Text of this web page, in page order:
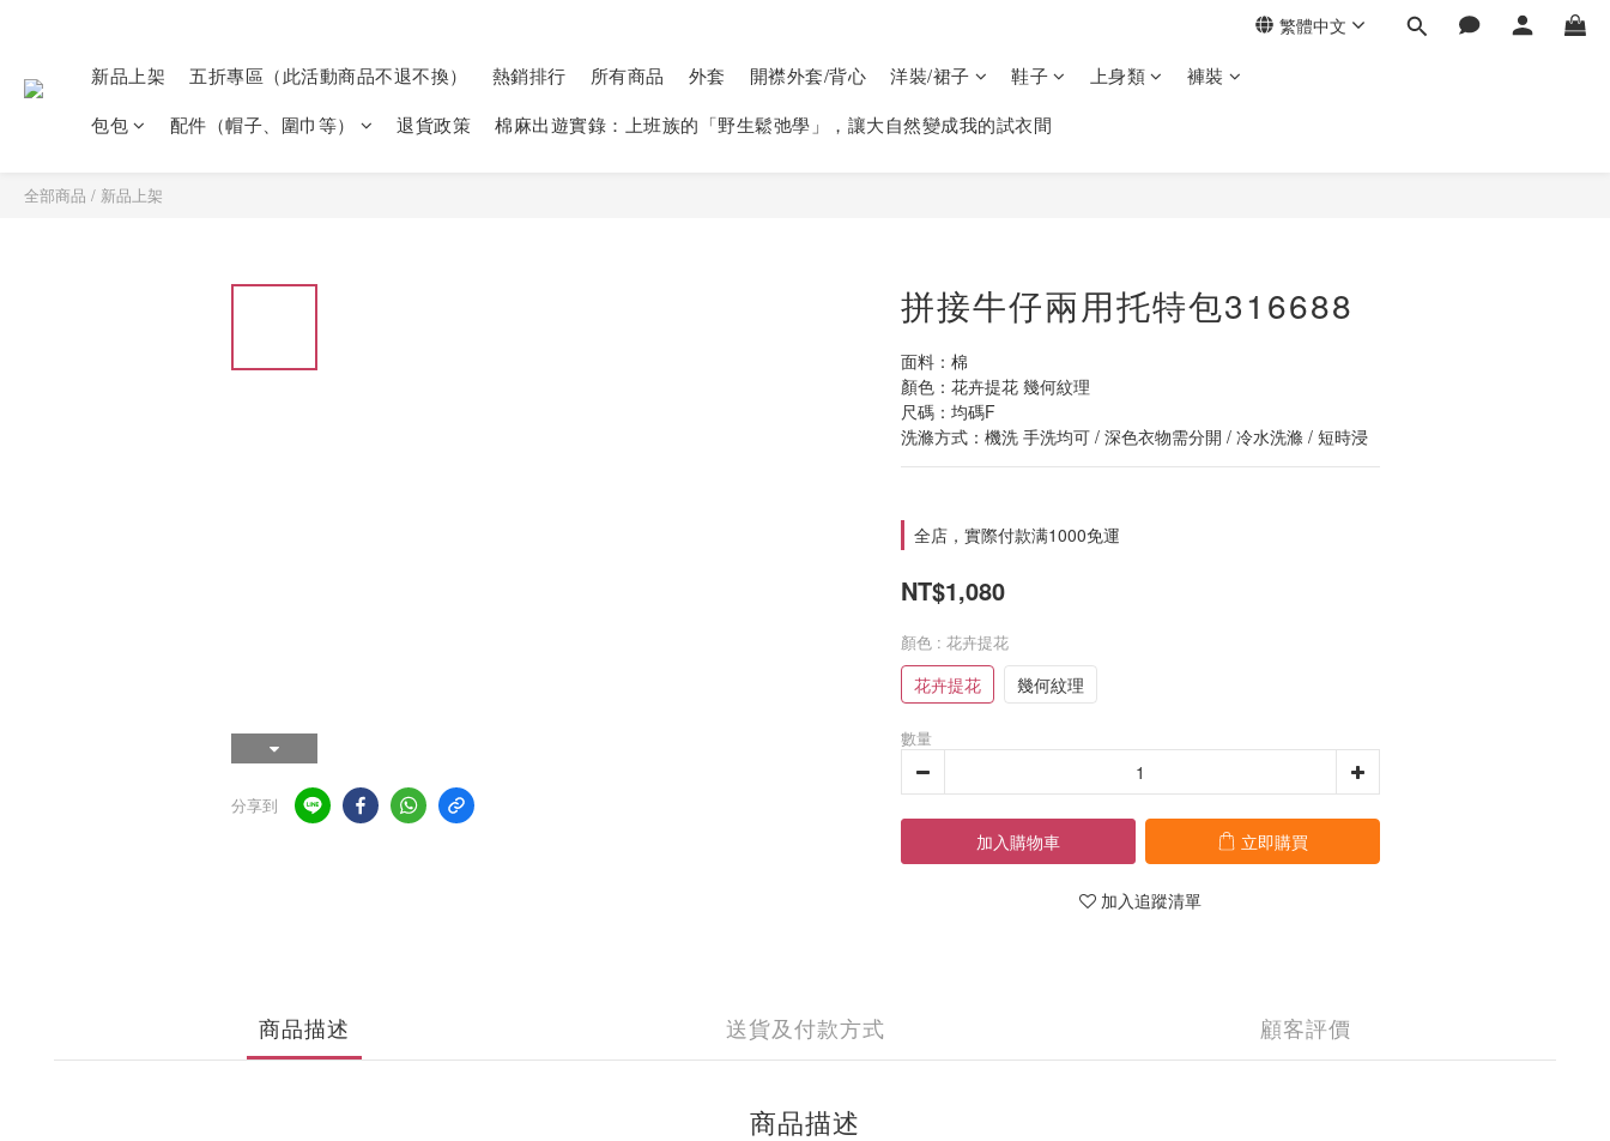
繁體中文
新品上架 五折專區（此活動商品不退不換） 熱銷排行 所有商品 外套 開襟外套/背心 洋裝/裙子 鞋子 上身類
褲裝
包包
配件（帽子、圍巾等） 退貨政策 棉麻出遊實錄：上班族的「野生鬆弛學」，讓大自然變成我的試衣間
全部商品 / 新品上架
分享到
拼接牛仔兩用托特包316688
面料：棉
顏色：花卉提花 幾何紋理
尺碼：均碼F
洗滌方式：機洗 手洗均可 / 深色衣物需分開 / 冷水洗滌 / 短時浸
全店，實際付款满1000免運
NT$1,080
顏色 : 花卉提花
花卉提花 幾何紋理
數量
加入購物車 立即購買
加入追蹤清單
商品描述 送貨及付款方式 顧客評價
商品描述